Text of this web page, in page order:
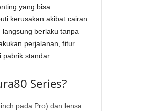
yang bisa
kerusakan akibat cairan
berlaku tanpa
perjalanan, fitur
standar.
Series?
pada Pro) dan lensa